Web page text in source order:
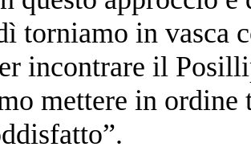
torniamo in vasca
incontrare il
mettere in